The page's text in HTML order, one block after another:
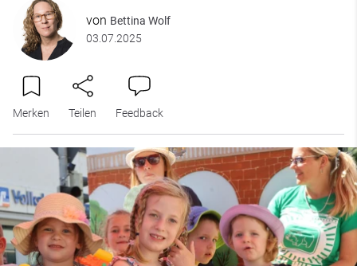
von Bettina Wolf
03.07.2025
Merken Teilen Feedback